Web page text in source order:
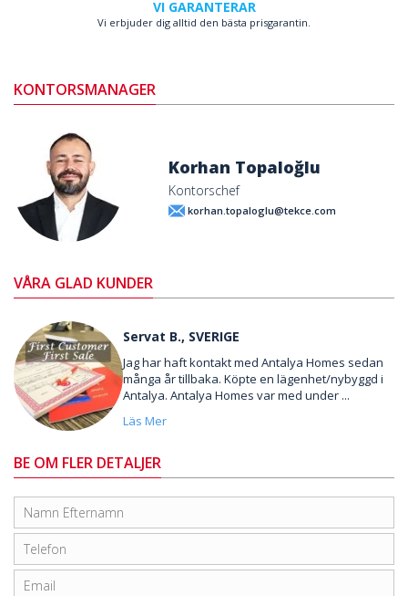
VI GARANTERAR
Vi erbjuder dig alltid den bästa prisgarantin.
KONTORSMANAGER
Korhan Topaloğlu
Kontorschef
korhan.topaloglu@tekce.com
VÅRA GLAD KUNDER
Servat B., SVERIGE
Jag har haft kontakt med Antalya Homes sedan
många år tillbaka. Köpte en lägenhet/nybyggd i
Antalya. Antalya Homes var med under ...
Läs Mer
BE OM FLER DETALJER